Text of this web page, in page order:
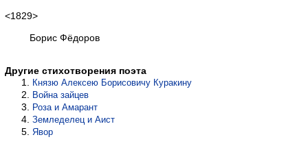
<1829>
Борис Фёдоров
Другие стихотворения поэта
Князю Алексею Борисовичу Куракину
Война зайцев
Роза и Амарант
Земледелец и Аист
Явор